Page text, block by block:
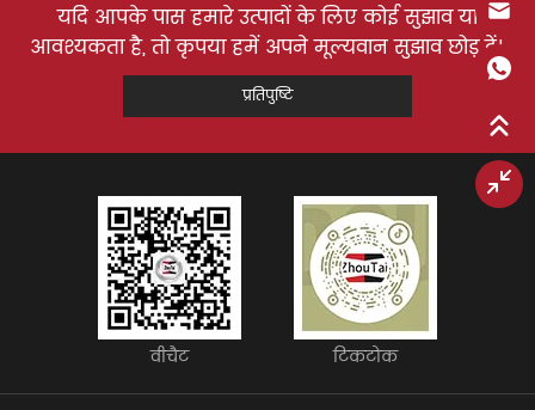
यदि आपके पास हमारे उत्पादों के लिए कोई सुझाव या
आवश्यकता है, तो कृपया हमें अपने मूल्यवान सुझाव छोड़ दें!
प्रतिपुष्टि
वीचैट टिकटोक